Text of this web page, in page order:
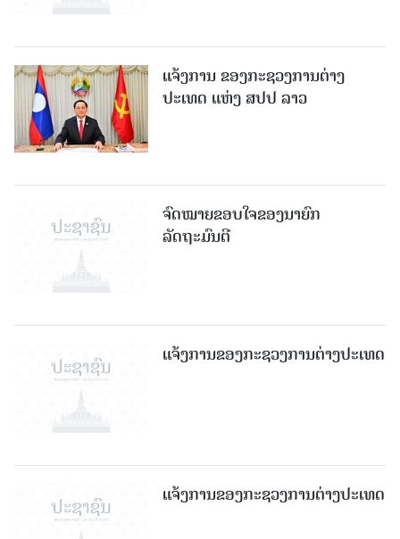
ແຈ້ງການ ຂອງກະຊວງການຕ່າງ
ປະເທດ ແຫ່ງ ສປປ ລາວ
ຈົດໝາຍຂອບໃຈຂອງນາຍົກ
ລັດຖະມົນຕີ
ແຈ້ງການຂອງກະຊວງການຕ່າງປະເທດ
ແຈ້ງການຂອງກະຊວງການຕ່າງປະເທດ